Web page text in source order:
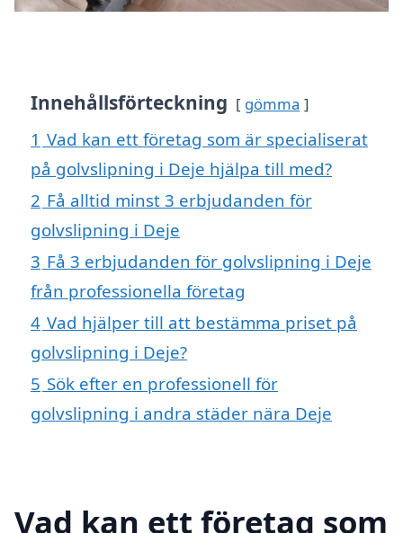
Innehållsförteckning gömma
1 Vad kan ett företag som är specialiserat
på golvslipning i Deje hjälpa till med?
2 Få alltid minst 3 erbjudanden för
golvslipning i Deje
3 Få 3 erbjudanden för golvslipning i Deje
från professionella företag
4 Vad hjälper till att bestämma priset på
golvslipning i Deje?
5 Sök efter en professionell för
golvslipning i andra städer nära Deje
Vad kan ett företag som